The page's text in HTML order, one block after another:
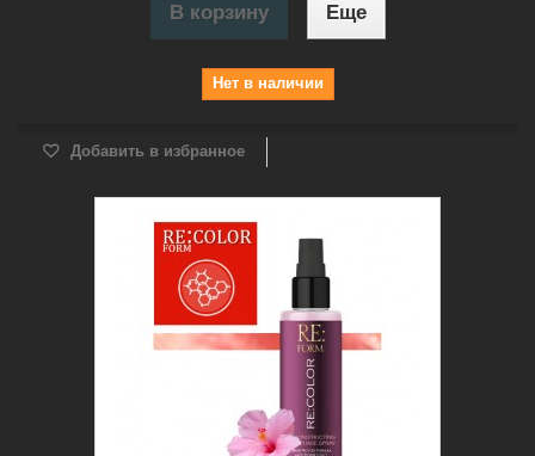
В корзину Еще
Нет в наличии
Добавить в избранное